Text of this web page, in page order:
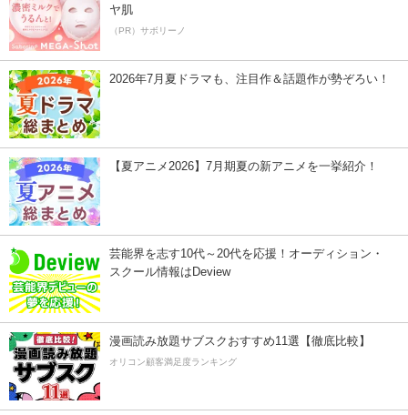
ヤ肌
（PR）サボリーノ
2026年7月夏ドラマも、注目作＆話題作が勢ぞろい！
【夏アニメ2026】7月期夏の新アニメを一挙紹介！
芸能界を志す10代～20代を応援！オーディション・
スクール情報はDeview
漫画読み放題サブスクおすすめ11選【徹底比較】
オリコン顧客満足度ランキング